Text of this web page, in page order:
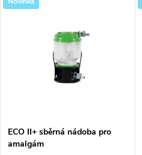
k
ECO II+ sběrná nádoba pro
amalgám